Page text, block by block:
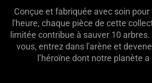
Conçue et fabriquée avec soin pour
l'heure, chaque pièce de cette
limitée contribue à sauver 10
vous, entrez dans l'arène et
l’héroïne dont notre planète a